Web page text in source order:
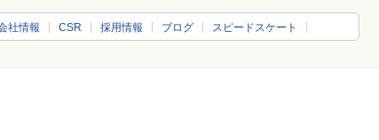
社情報 CSR 採用情報 ブログ スピードスケート